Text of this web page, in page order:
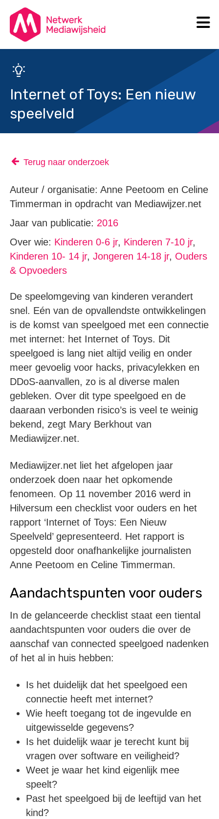
Internet of Toys: Een nieuw
speelveld
Terug naar onderzoek
Auteur / organisatie: Anne Peetoom en Celine
Timmerman in opdracht van Mediawijzer.net
Jaar van publicatie: 2016
Over wie: Kinderen 0-6 jr, Kinderen 7-10 jr,
Kinderen 10- 14 jr, Jongeren 14-18 jr, Ouders
& Opvoeders
De speelomgeving van kinderen verandert
snel. Eén van de opvallendste ontwikkelingen
is de komst van speelgoed met een connectie
met internet: het Internet of Toys. Dit
speelgoed is lang niet altijd veilig en onder
meer gevoelig voor hacks, privacylekken en
DDoS-aanvallen, zo is al diverse malen
gebleken. Over dit type speelgoed en de
daaraan verbonden risico’s is veel te weinig
bekend, zegt Mary Berkhout van
Mediawijzer.net.
Mediawijzer.net liet het afgelopen jaar
onderzoek doen naar het opkomende
fenomeen. Op 11 november 2016 werd in
Hilversum een checklist voor ouders en het
rapport ‘Internet of Toys: Een Nieuw
Speelveld’ gepresenteerd. Het rapport is
opgesteld door onafhankelijke journalisten
Anne Peetoom en Celine Timmerman.
Aandachtspunten voor ouders
In de gelanceerde checklist staat een tiental
aandachtspunten voor ouders die over de
aanschaf van connected speelgoed nadenken
of het al in huis hebben:
Is het duidelijk dat het speelgoed een
connectie heeft met internet?
Wie heeft toegang tot de ingevulde en
uitgewisselde gegevens?
Is het duidelijk waar je terecht kunt bij
vragen over software en veiligheid?
Weet je waar het kind eigenlijk mee
speelt?
Past het speelgoed bij de leeftijd van het
kind?